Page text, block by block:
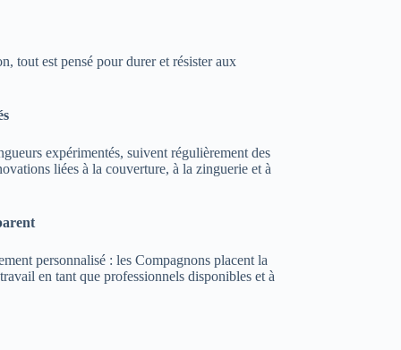
tout est pensé pour durer et résister aux
expérimentés, suivent régulièrement des
liées à la couverture, à la zinguerie et à
personnalisé : les Compagnons placent la
en tant que professionnels disponibles et à